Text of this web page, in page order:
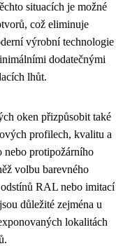
situacích je možné
což eliminuje
výrobní technologie
dodatečnými
lhůt.
oken přizpůsobit také
profilech, kvalitu a
nebo protipožárního
volbu barevného
RAL nebo imitací
důležité zejména u
lokalitách